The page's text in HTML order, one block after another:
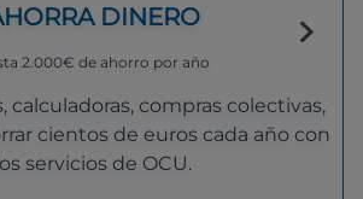
DINERO
2.000€ de ahorro por año
calculadoras, compras colectivas,
cientos de euros cada año con
servicios de OCU.